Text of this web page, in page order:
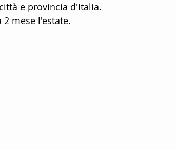
hotels Animatori kids club
e provincia d'Italia.
mese l'estate.